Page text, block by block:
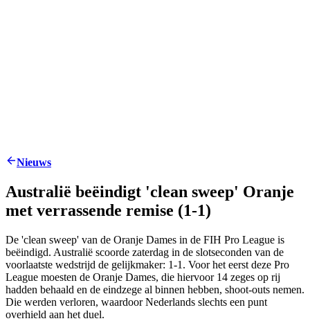
Nieuws
Australië beëindigt 'clean sweep' Oranje
met verrassende remise (1-1)
De 'clean sweep' van de Oranje Dames in de FIH Pro League is
beëindigd. Australië scoorde zaterdag in de slotseconden van de
voorlaatste wedstrijd de gelijkmaker: 1-1. Voor het eerst deze Pro
League moesten de Oranje Dames, die hiervoor 14 zeges op rij
hadden behaald en de eindzege al binnen hebben, shoot-outs nemen.
Die werden verloren, waardoor Nederlands slechts een punt
overhield aan het duel.